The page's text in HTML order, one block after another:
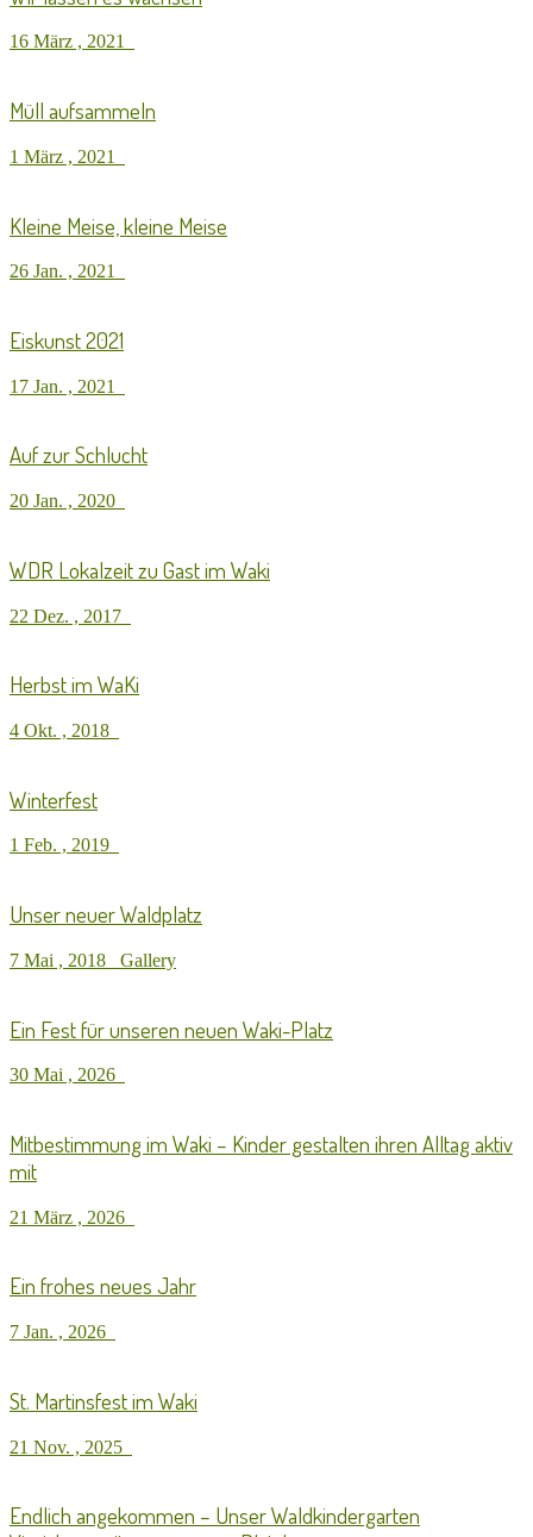
16 März , 2021
Müll aufsammeln
1 März , 2021
Kleine Meise, kleine Meise
26 Jan. , 2021
Eiskunst 2021
17 Jan. , 2021
Auf zur Schlucht
20 Jan. , 2020
WDR Lokalzeit zu Gast im Waki
22 Dez. , 2017
Herbst im WaKi
4 Okt. , 2018
Winterfest
1 Feb. , 2019
Unser neuer Waldplatz
7 Mai , 2018 Gallery
Ein Fest für unseren neuen Waki-Platz
30 Mai , 2026
Mitbestimmung im Waki – Kinder gestalten ihren Alltag aktiv
mit
21 März , 2026
Ein frohes neues Jahr
7 Jan. , 2026
St. Martinsfest im Waki
21 Nov. , 2025
Endlich angekommen – Unser Waldkindergarten